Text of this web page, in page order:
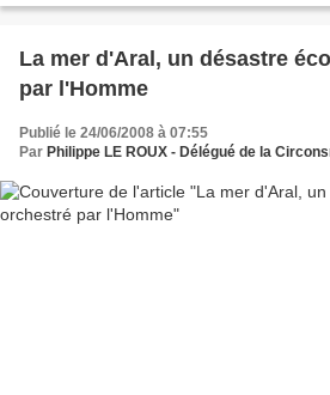
La mer d'Aral, un désastre
par l'Homme
Publié le 24/06/2008 à 07:55
Par Philippe LE ROUX - Délégué de la